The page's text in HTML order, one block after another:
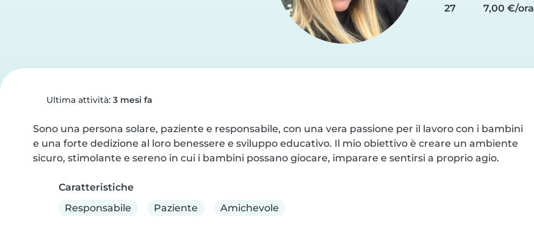
27
7,00 €/ora
Ultima attività: 3 mesi fa
Sono una persona solare, paziente e responsabile, con una vera passione per il lavoro con i bambini
e una forte dedizione al loro benessere e sviluppo educativo. Il mio obiettivo è creare un ambiente
sicuro, stimolante e sereno in cui i bambini possano giocare, imparare e sentirsi a proprio agio.
Caratteristiche
Responsabile
Paziente Amichevole